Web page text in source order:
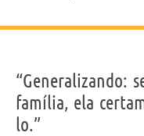
“Generalizando:
família, ela
lo.”